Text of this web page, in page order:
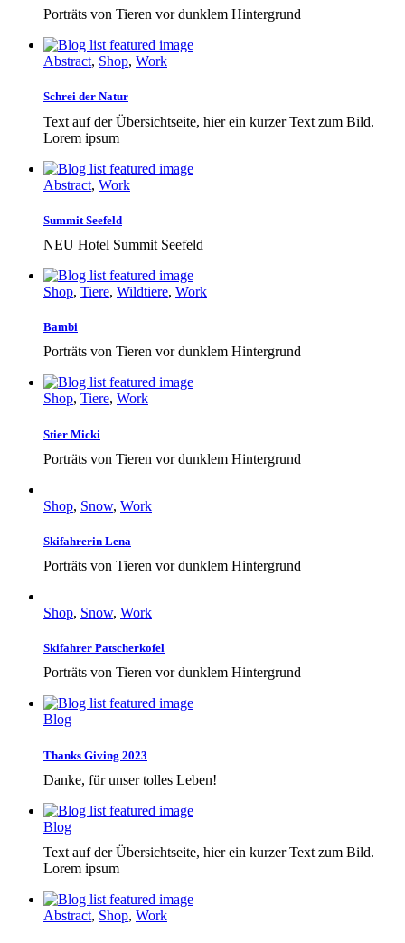
Porträts von Tieren vor dunklem Hintergrund
Abstract, Shop, Work
Schrei der Natur
Text auf der Übersichtseite, hier ein kurzer Text zum Bild.
Lorem ipsum
Abstract, Work
Summit Seefeld
NEU Hotel Summit Seefeld
Shop, Tiere, Wildtiere, Work
Bambi
Porträts von Tieren vor dunklem Hintergrund
Shop, Tiere, Work
Stier Micki
Porträts von Tieren vor dunklem Hintergrund
Shop, Snow, Work
Skifahrerin Lena
Porträts von Tieren vor dunklem Hintergrund
Shop, Snow, Work
Skifahrer Patscherkofel
Porträts von Tieren vor dunklem Hintergrund
Blog
Thanks Giving 2023
Danke, für unser tolles Leben!
Blog
Text auf der Übersichtseite, hier ein kurzer Text zum Bild.
Lorem ipsum
Abstract, Shop, Work